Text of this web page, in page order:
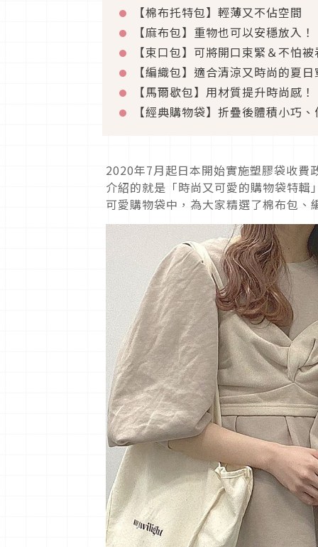
【棉布托特包】輕薄又不佔空間
【麻布包】重物也可以安穩放入！
【束口包】可將開口束緊＆不怕
【編織包】適合清涼又時尚的夏
【馬爾歇包】用材質提升時尚感！
【經典購物袋】折疊後體積小巧
2020年7月起日本開始實施塑膠袋收費
介紹的就是「時尚又可愛的購物袋特
可愛購物袋中，為大家精選了棉布包